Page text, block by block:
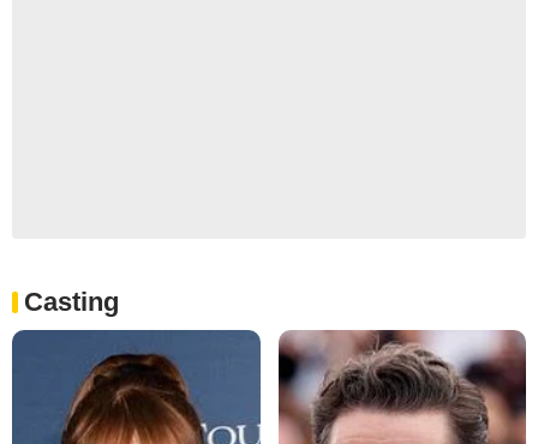
Casting